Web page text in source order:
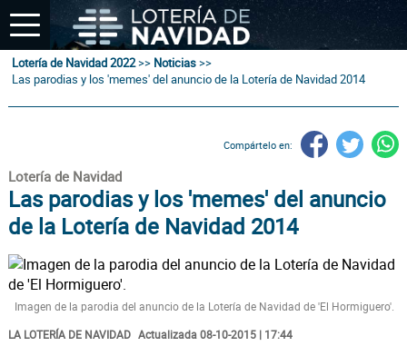
Lotería de Navidad 2022>> Noticias>>
Las parodias y los 'memes' del anuncio de la Lotería de Navidad 2014
Compártelo en:
Lotería de Navidad
Las parodias y los 'memes' del anuncio
de la Lotería de Navidad 2014
Imagen de la parodia del anuncio de la Lotería de Navidad de 'El Hormiguero'.
LA LOTERÍA DE NAVIDAD Actualizada 08-10-2015 | 17:44